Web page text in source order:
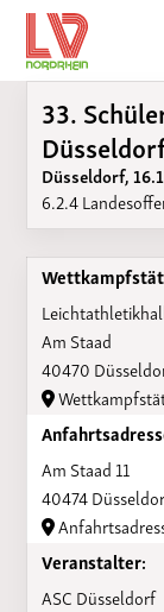
33.
Düsseldorf,
6.2.4
Am Staad
40470
Am Staad 11
40474
Veranstalter:
ASC Düsseldorf